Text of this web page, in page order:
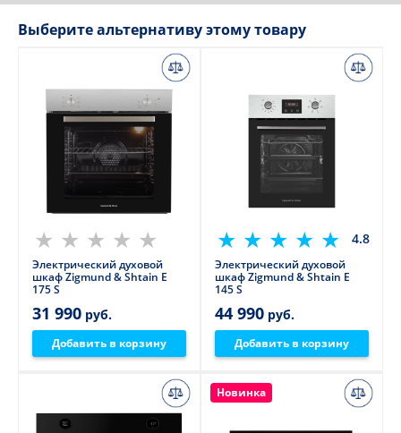
Выберите альтернативу этому товару
Электрический духовой
шкаф Zigmund & Shtain E
175 S
31 990 руб.
Добавить в корзину
4.8
Электрический духовой
шкаф Zigmund & Shtain E
145 S
44 990 руб.
Добавить в корзину
Новинка